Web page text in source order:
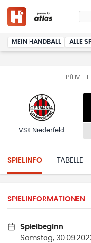
MEIN HANDBALL ALLE
PfHV -
VSK Niederfeld
SPIELINFO TABELLE
SPIELINFORMATIONEN
Spielbeginn
Samstag,